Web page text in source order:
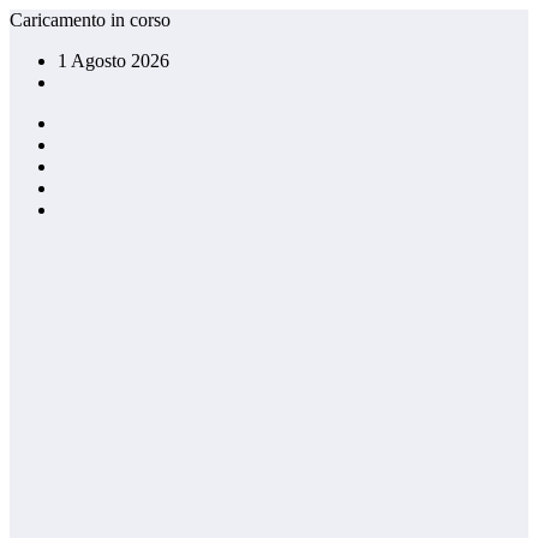
Vai
contenuto
Caricamento in corso
1 Agosto 2026